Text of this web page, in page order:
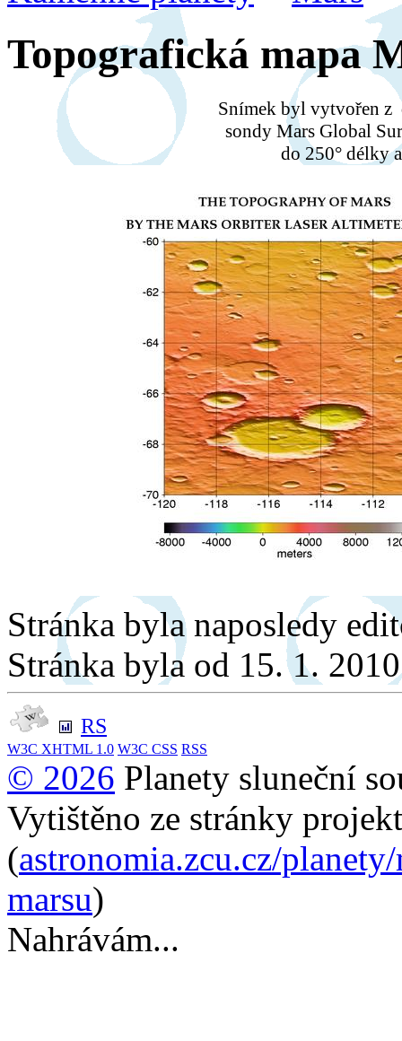
Topografická mapa
Snímek byl vytvořen z
sondy Mars Global
do 250° délky
Stránka byla naposledy
Stránka byla od 15. 1.
RS
W3C XHTML 1.0 W3C CSS RSS
© 2026 Planety sluneční
Vytištěno ze stránky
(astronomia.zcu.cz/
marsu)
Nahrávám...